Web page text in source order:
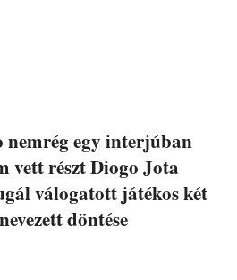
egy interjúban
vett részt Diogo Jota
válogatott játékos két
döntése